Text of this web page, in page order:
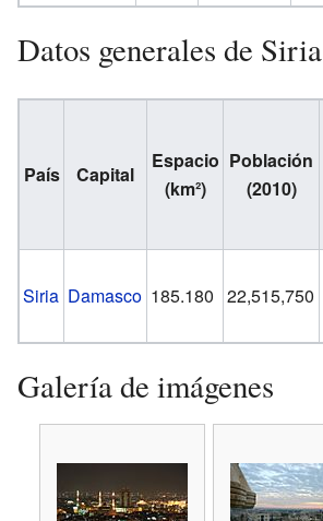
Datos generales de Siria
País Capital
Espacio
(km²)
Población
(2010)
Siria Damasco 185.180 22,515,750
Galería de imágenes